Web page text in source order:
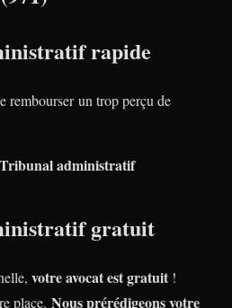
rapide
rembourser un trop perçu de
Tribunal administratif
gratuit
votre avocat est gratuit !
place. Nous prérédigeons votre